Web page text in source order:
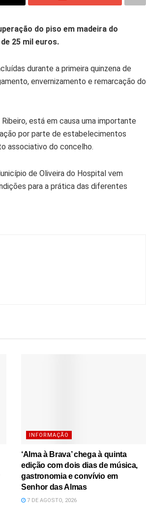
do piso em madeira do
25 mil euros.
durante a primeira quinzena de
envernizamento e remarcação do
está em causa uma importante
por parte de estabelecimentos
associativo do concelho.
de Oliveira do Hospital vem
para a prática das diferentes
INFORMAÇÃO
‘Alma à Brava’ chega à quinta
edição com dois dias de música,
gastronomia e convívio em
Senhor das Almas
7 DE AGOSTO, 2026